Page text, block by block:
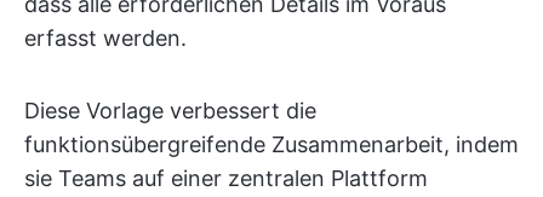
erfasst werden.
Diese Vorlage verbessert die
funktionsübergreifende Zusammenarbeit, indem
sie Teams auf einer zentralen Plattform